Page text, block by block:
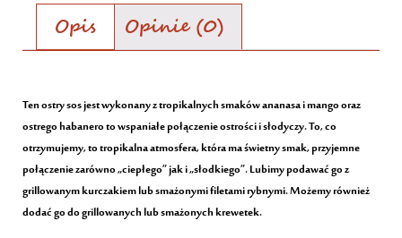
Opis Opinie (0)
Ten ostry sos jest wykonany z tropikalnych smaków ananasa i mango oraz
ostrego habanero to wspaniałe połączenie ostrości i słodyczy. To, co
otrzymujemy, to tropikalna atmosfera, która ma świetny smak, przyjemne
połączenie zarówno „ciepłego” jak i „słodkiego”. Lubimy podawać go z
grillowanym kurczakiem lub smażonymi filetami rybnymi. Możemy również
dodać go do grillowanych lub smażonych krewetek.